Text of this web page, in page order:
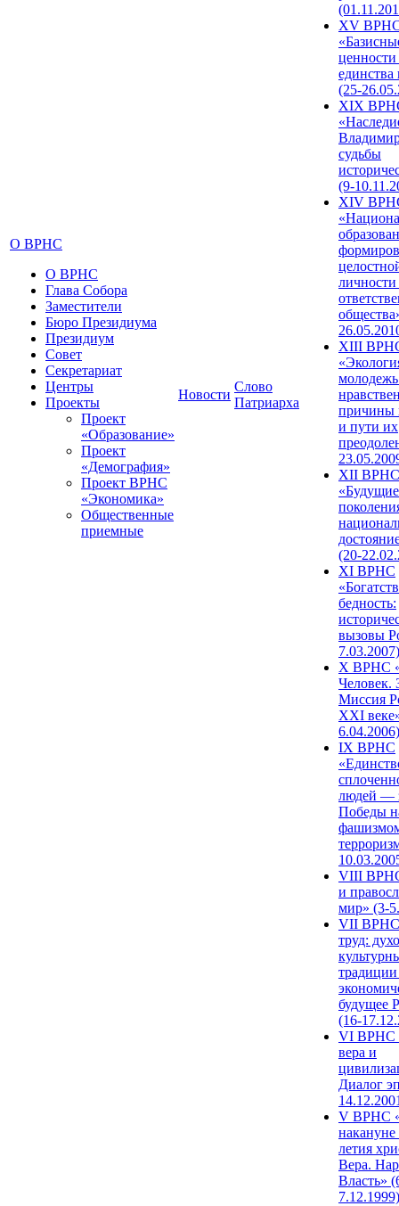
О ВРНС
О ВРНС
Глава Собора
Заместители
Бюро Президиума
Президиум
Совет
Секретариат
Центры
Проекты
Проект
«Образование»
Проект
«Демография»
Проект ВРНС
«Экономика»
Общественные
приемные
Новости
Слово
Патриарха
XV
единства
(25-
XIX
судьбы
(9-
XIV
XIII
причины
и пути их
XII ВРНС
«Будущие
(20-
XI ВРНС
бедность:
вызовы
7.03.2007)
X ВРНС
Человек.
Миссия
XXI
6.04.2006)
IX ВРНС
людей —
Победы
VIII
и
мир» (3-
VII ВРНС
труд:
будущее
(16-
VI ВРНС
вера и
Диалог
V ВРНС
накануне
летия
Вера.
Власть»
7.12.1999)